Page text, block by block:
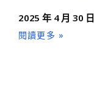
2025 年 4 月 30 日
閱讀更多 »